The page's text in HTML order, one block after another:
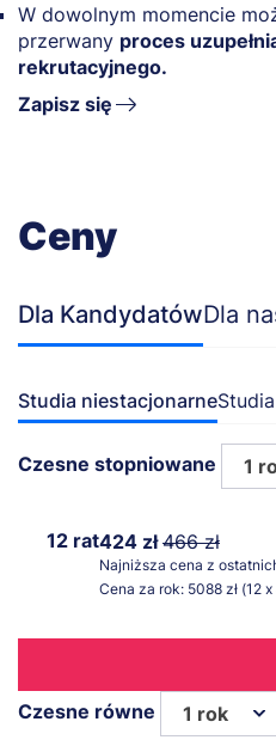
W dowolnym momencie
przerwany proces
rekrutacyjnego.
Zapisz się
Ceny
Dla KandydatówDla
Studia niestacjonarne
Czesne stopniowane 1
12 rat424 zł466 zł
Najniższa cena z
Cena za rok: 5088 zł (12 x
Czesne równe 1 rok